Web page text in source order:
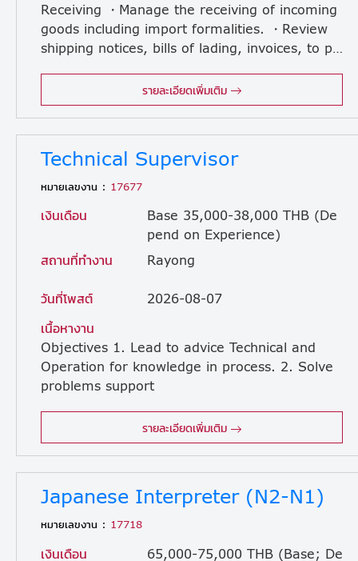
Receiving ・Manage the receiving of incoming
goods including import formalities. ・Review
รายละเอียดเพิ่มเติม
Technical Supervisor
หมายเลขงาน : 17677
เงินเดือน
Base 35,000-38,000 THB (De
pend on Experience)
สถานที่ทำงาน
Rayong
วันที่โพสต์
2026-08-07
เนื้อหางาน
Objectives 1. Lead to advice Technical and
Operation for knowledge in process. 2. Solve
problems support
รายละเอียดเพิ่มเติม
Japanese Interpreter (N2-N1)
หมายเลขงาน : 17718
เงินเดือน 65,000-75,000 THB (Base; De